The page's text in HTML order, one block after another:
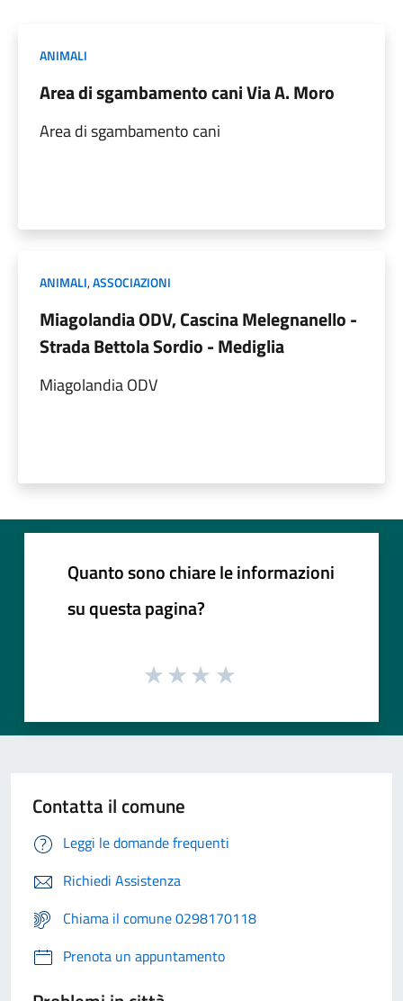
ANIMALI
Area di sgambamento cani Via A. Moro
Area di sgambamento cani
ANIMALI,ASSOCIAZIONI
Miagolandia ODV, Cascina Melegnanello -
Strada Bettola Sordio - Mediglia
Miagolandia ODV
Quanto sono chiare le informazioni
su questa pagina?
Contatta il comune
Leggi le domande frequenti
Richiedi Assistenza
Chiama il comune 0298170118
Prenota un appuntamento